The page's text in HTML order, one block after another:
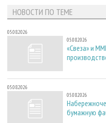
НОВОСТИ ПО ТЕМЕ
05.08.2026
05.08.2026
«Свеза» и
05.08.2026
05.08.2026
бумажную